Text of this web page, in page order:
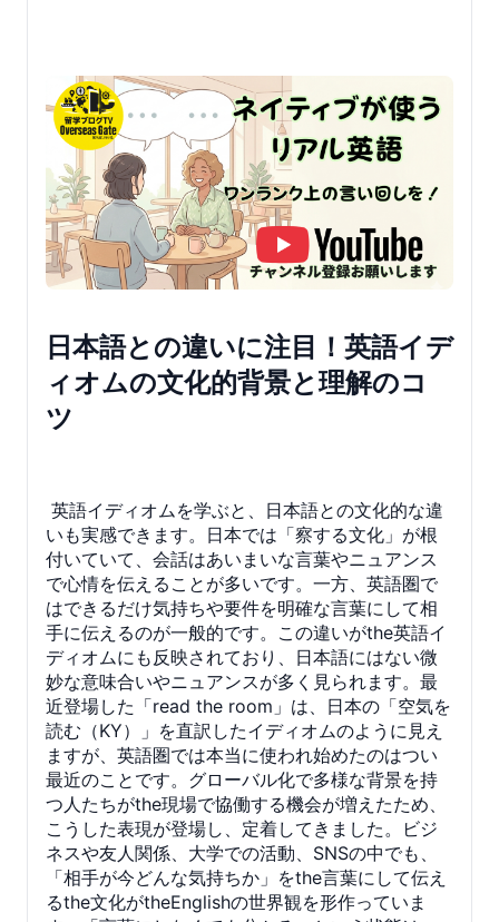
日本語との違いに注目！英語イデ
ィオムの文化的背景と理解のコ
ツ
英語イディオムを学ぶと、日本語との文化的な違
いも実感できます。日本では「察する文化」が根
付いていて、会話はあいまいな言葉やニュアンス
で心情を伝えることが多いです。一方、英語圏で
はできるだけ気持ちや要件を明確な言葉にして相
手に伝えるのが一般的です。この違いがthe英語イ
ディオムにも反映されており、日本語にはない微
妙な意味合いやニュアンスが多く見られます。最
近登場した「read the room」は、日本の「空気を
読む（KY）」を直訳したイディオムのように見え
ますが、英語圏では本当に使われ始めたのはつい
最近のことです。グローバル化で多様な背景を持
つ人たちがthe現場で協働する機会が増えたため、
こうした表現が登場し、定着してきました。ビジ
ネスや友人関係、大学での活動、SNSの中でも、
「相手が今どんな気持ちか」をthe言葉にして伝え
るthe文化がtheEnglishの世界観を形作っていま